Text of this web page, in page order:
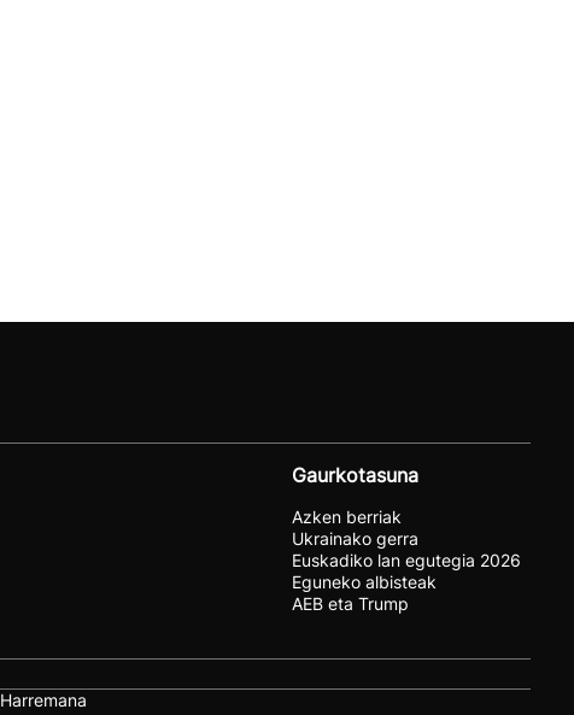
Gaurkotasuna
Azken berriak
Ukrainako gerra
Euskadiko lan egutegia 2026
Eguneko albisteak
AEB eta Trump
Harremana